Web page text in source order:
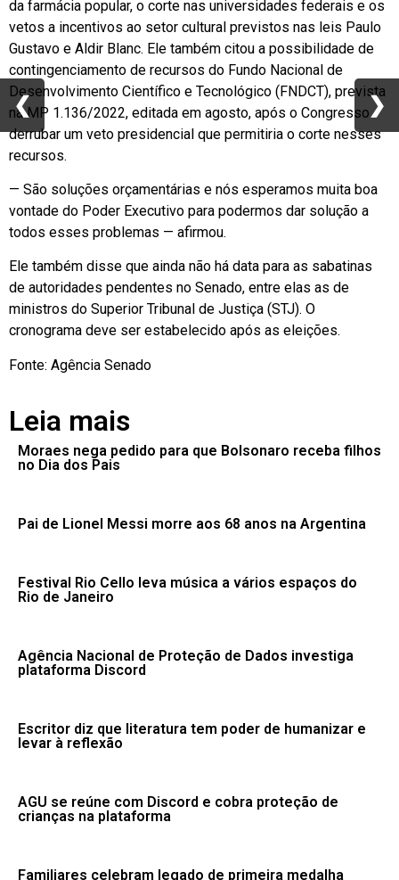
da farmácia popular, o corte nas universidades federais e os
vetos a incentivos ao setor cultural previstos nas leis Paulo
Gustavo e Aldir Blanc. Ele também citou a possibilidade de
contingenciamento de recursos do Fundo Nacional de
Desenvolvimento Científico e Tecnológico (FNDCT), prevista
na MP 1.136/2022, editada em agosto, após o Congresso
derrubar um veto presidencial que permitiria o corte nesses
recursos.
— São soluções orçamentárias e nós esperamos muita boa
vontade do Poder Executivo para podermos dar solução a
todos esses problemas — afirmou.
Ele também disse que ainda não há data para as sabatinas
de autoridades pendentes no Senado, entre elas as de
ministros do Superior Tribunal de Justiça (STJ). O
cronograma deve ser estabelecido após as eleições.
Fonte: Agência Senado
Leia mais
Moraes nega pedido para que Bolsonaro receba filhos
no Dia dos Pais
Pai de Lionel Messi morre aos 68 anos na Argentina
Festival Rio Cello leva música a vários espaços do
Rio de Janeiro
Agência Nacional de Proteção de Dados investiga
plataforma Discord
Escritor diz que literatura tem poder de humanizar e
levar à reflexão
AGU se reúne com Discord e cobra proteção de
crianças na plataforma
Familiares celebram legado de primeira medalha
❮ ❯
❮ ❯